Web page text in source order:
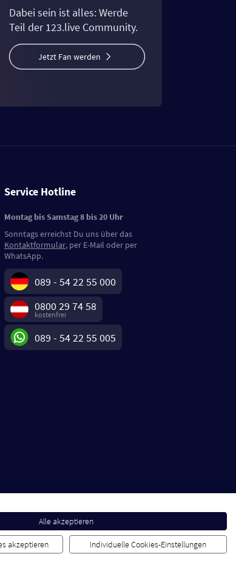
Dabei sein ist alles: Werde
Teil der 123.live Community.
Jetzt Fan werden
Service Hotline
Montag bis Samstag 8 bis 20 Uhr
Sonntags erreichst Du uns über das
Kontaktformular, per E-Mail oder per
WhatsApp.
089 - 54 22 55 000
0800 29 74 58
kostenfrei
089 - 54 22 55 005
Alle akzeptieren
akzeptieren Individuelle Cookies-Einstellungen